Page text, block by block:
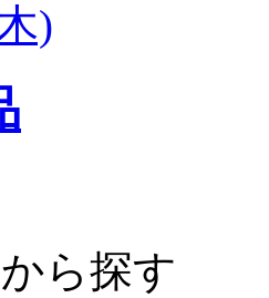
)
ら探す